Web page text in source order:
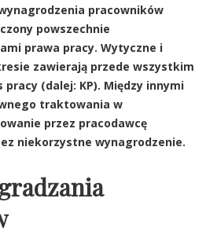
pracowników
powszechnie
prawa pracy. Wytyczne i
zawierają przede wszystkim
(dalej: KP). Między innymi
traktowania w
przez pracodawcę
niekorzystne wynagrodzenie.